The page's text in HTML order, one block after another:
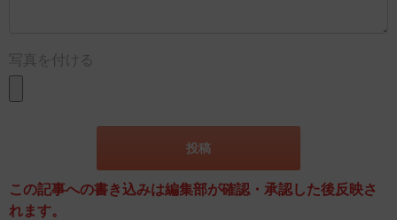
写真を付ける
この記事への書き込みは編集部が確認・承認した後反映さ
れます。